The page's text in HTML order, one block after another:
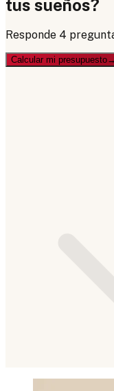
tus sueños?
Responde 4
Calcular mi presupuesto→